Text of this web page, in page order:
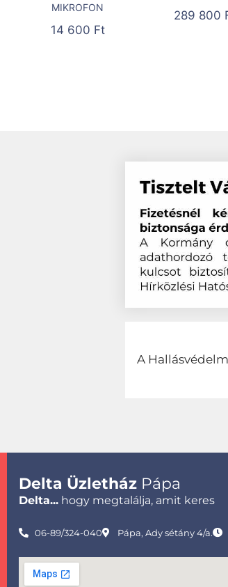
MIKROFON
14 600 Ft
289 800
A
Delta Üzletház Pápa
Delta... hogy megtalálja, amit keres
06-89/324-040 Pápa, Ady sétány 4/a.